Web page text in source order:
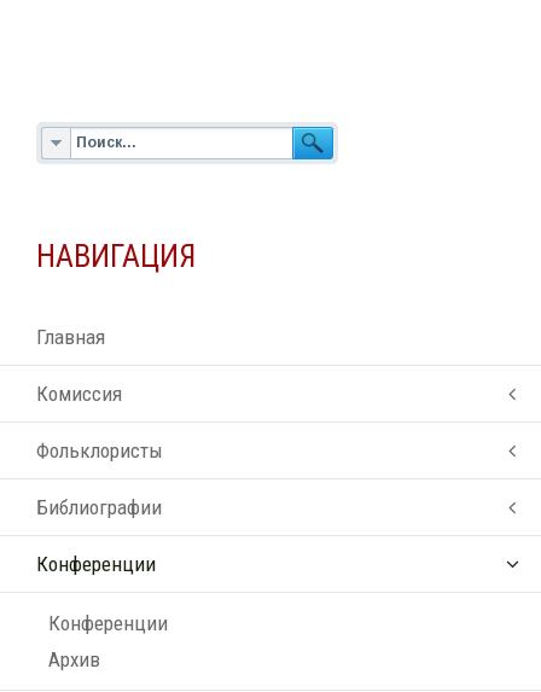
НАВИГАЦИЯ
Главная
Комиссия
Фольклористы
Библиографии
Конференции
Конференции
Архив